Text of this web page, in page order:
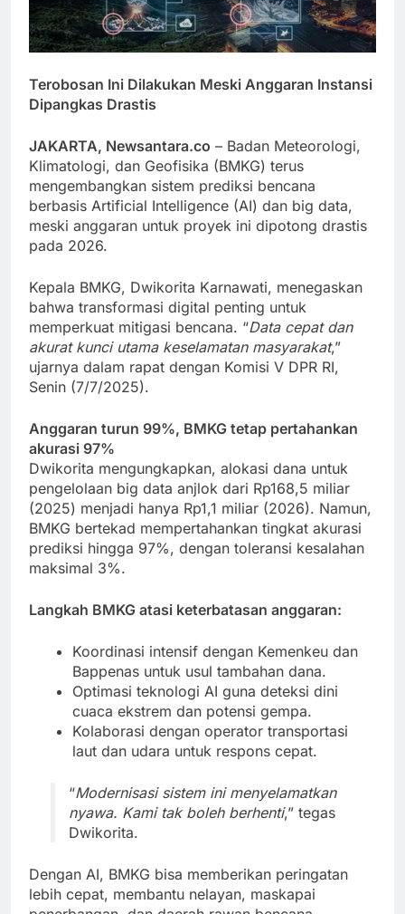
Terobosan Ini Dilakukan Meski Anggaran Instansi
Dipangkas Drastis
JAKARTA, Newsantara.co – Badan Meteorologi,
Klimatologi, dan Geofisika (BMKG) terus
mengembangkan sistem prediksi bencana
berbasis Artificial Intelligence (AI) dan big data,
meski anggaran untuk proyek ini dipotong drastis
pada 2026.
Kepala BMKG, Dwikorita Karnawati, menegaskan
bahwa transformasi digital penting untuk
memperkuat mitigasi bencana. “Data cepat dan
akurat kunci utama keselamatan masyarakat,”
ujarnya dalam rapat dengan Komisi V DPR RI,
Senin (7/7/2025).
Anggaran turun 99%, BMKG tetap pertahankan
akurasi 97%
Dwikorita mengungkapkan, alokasi dana untuk
pengelolaan big data anjlok dari Rp168,5 miliar
(2025) menjadi hanya Rp1,1 miliar (2026). Namun,
BMKG bertekad mempertahankan tingkat akurasi
prediksi hingga 97%, dengan toleransi kesalahan
maksimal 3%.
Langkah BMKG atasi keterbatasan anggaran:
Koordinasi intensif dengan Kemenkeu dan
Bappenas untuk usul tambahan dana.
Optimasi teknologi AI guna deteksi dini
cuaca ekstrem dan potensi gempa.
Kolaborasi dengan operator transportasi
laut dan udara untuk respons cepat.
“Modernisasi sistem ini menyelamatkan
nyawa. Kami tak boleh berhenti,” tegas
Dwikorita.
Dengan AI, BMKG bisa memberikan peringatan
lebih cepat, membantu nelayan, maskapai